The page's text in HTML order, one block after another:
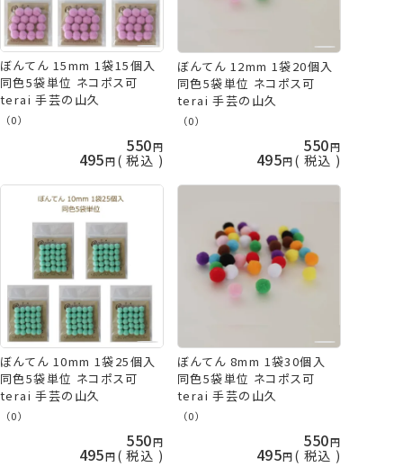
ぼんてん 15mm 1袋15個入
同色5袋単位 ネコポス可
terai 手芸の山久
（0）
550
495 税込
ぼんてん 12mm 1袋20個入
同色5袋単位 ネコポス可
terai 手芸の山久
（0）
550
495 税込
ぼんてん 10mm 1袋25個入
同色5袋単位 ネコポス可
terai 手芸の山久
（0）
550
495 税込
ぼんてん 8mm 1袋30個入
同色5袋単位 ネコポス可
terai 手芸の山久
（0）
550
495 税込